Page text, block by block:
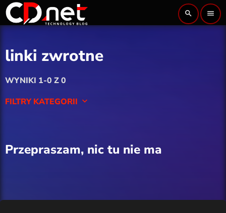
search menu
linki zwrotne
WYNIKI 1-0 Z 0
FILTRY KATEGORII keyboard_arrow_down
Cyberbezpieczeństwo
Przepraszam, nic tu nie ma